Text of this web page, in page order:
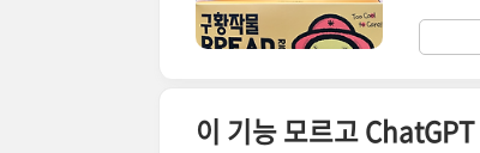
릉 기념
부담
이 기능 모르고